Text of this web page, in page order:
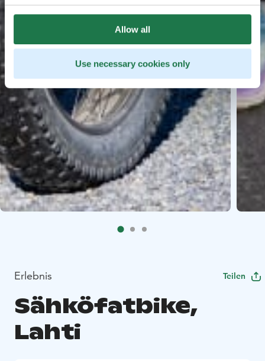
Allow all
Use necessary cookies only
Erlebnis Teilen
Sähköfatbike,
Lahti